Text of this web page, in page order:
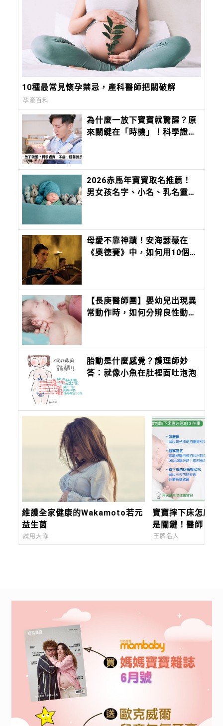
10種最常見懷孕禁忌，產科醫師把關破解
孕產百科
為什麼一放下寶寶就驚醒？原
來關鍵在「時機」！科學證
2026赤馬年寶寶取名推薦！
男女孩名字、小名、乳名靈感
母愛不靠神蹟！安海瑟薇在
《奧德賽》中，如何用10個極
【長庚醫師團】嬰幼兒出現異
常動作時，如何分辨良性動作
胎動是什麼感覺？護理師妙
答：就像小魚在肚裡面吐泡泡
維護全家健康的Wakamoto若元
益生菌
試用大隊
寶寶摔下床怎麼辦
是關鍵！醫師：
狀應盡速就醫
王牌名人